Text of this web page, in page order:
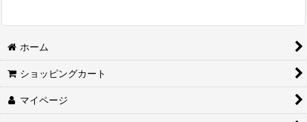
ホーム
ショッピングカート
マイページ